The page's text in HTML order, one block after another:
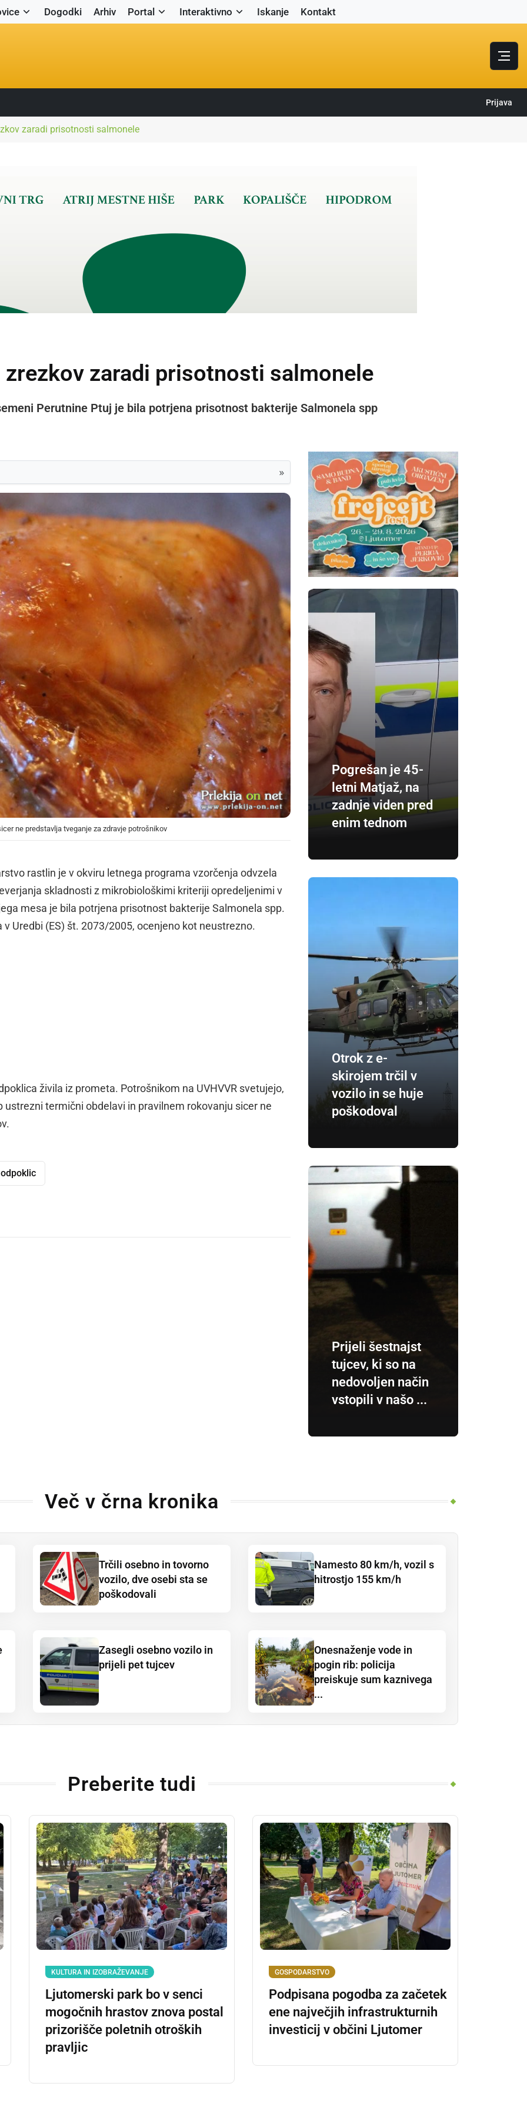
Dogodki Arhiv Portal Interaktivno Iskanje Kontakt
Prijava
zaradi prisotnosti salmonele
zrezkov zaradi prisotnosti salmonele
Perutnine Ptuj je bila potrjena prisotnost bakterije Salmonela spp
»
ne predstavlja tveganje za zdravje potrošnikov
rastlin je v okviru letnega programa vzorčenja odvzela
skladnosti z mikrobiološkimi kriteriji opredeljenimi v
mesa je bila potrjena prisotnost bakterije Salmonela spp.
v Uredbi (ES) št. 2073/2005, ocenjeno kot neustrezno.
živila iz prometa. Potrošnikom na UVHVVR svetujejo,
ustrezni termični obdelavi in pravilnem rokovanju sicer ne
odpoklic
Pogrešan je 45-
letni Matjaž, na
zadnje viden pred
enim tednom
Otrok z e-
skirojem trčil v
vozilo in se huje
poškodoval
Prijeli šestnajst
tujcev, ki so na
nedovoljen način
vstopili v našo ...
Več v črna kronika
Trčili osebno in tovorno
vozilo, dve osebi sta se
poškodovali
Namesto 80 km/h, vozil s
hitrostjo 155 km/h
Zasegli osebno vozilo in
prijeli pet tujcev
Onesnaženje vode in
pogin rib: policija
preiskuje sum kaznivega
...
Preberite tudi
KULTURA IN IZOBRAŽEVANJE
Ljutomerski park bo v senci
mogočnih hrastov znova postal
prizorišče poletnih otroških
pravljic
GOSPODARSTVO
Podpisana pogodba za začetek
ene največjih infrastrukturnih
investicij v občini Ljutomer